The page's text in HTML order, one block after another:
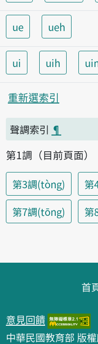
ue ueh
ui uih
重新選索引
聲調索引 ¶
第1調（目前頁面）
第3調(tòng)
第
第7調(tōng)
第
首
意見回饋
中華民國教育部 版